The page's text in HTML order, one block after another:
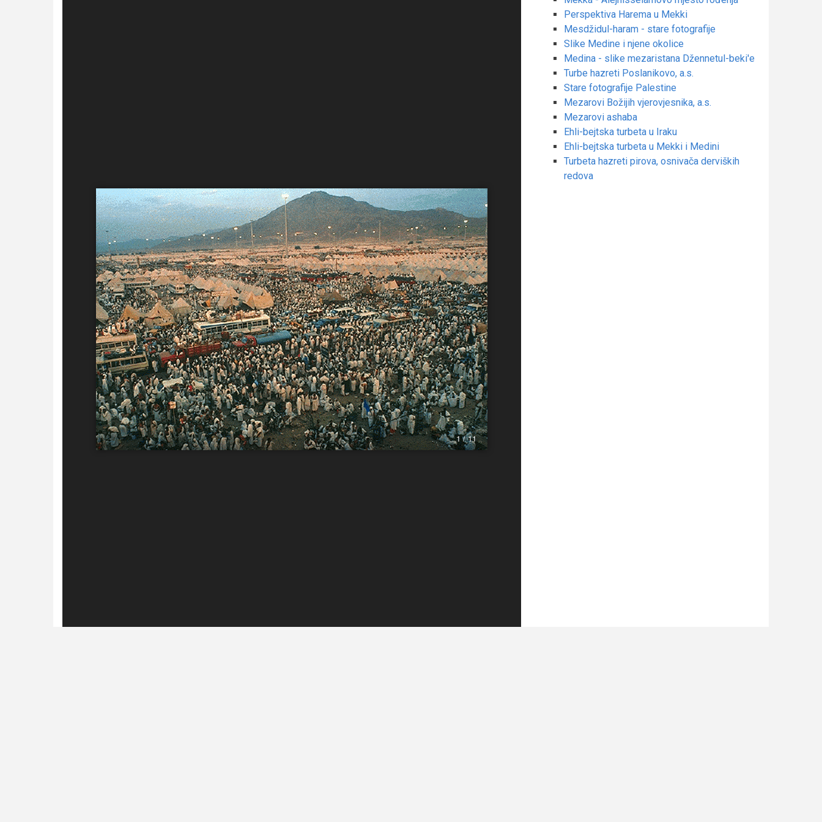
1 / 11
Perspektiva Harema u Mekki
Mesdžidul-haram - stare fotografije
Slike Medine i njene okolice
Medina - slike mezaristana Džennetul-beki'e
Turbe hazreti Poslanikovo, a.s.
Stare fotografije Palestine
Mezarovi Božijih vjerovjesnika, a.s.
Mezarovi ashaba
Ehli-bejtska turbeta u Iraku
Ehli-bejtska turbeta u Mekki i Medini
Turbeta hazreti pirova, osnivača derviških
redova